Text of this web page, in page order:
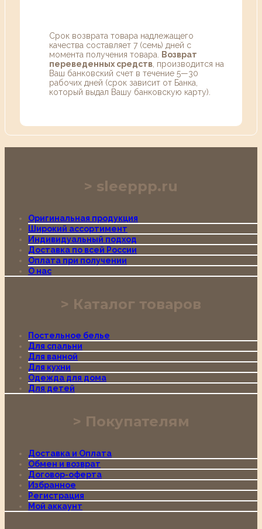
Срок возврата товара надлежащего
качества составляет 7 (семь) дней с
момента получения товара.
Возврат
переведенных средств , производится на
Ваш банковский счет в течение 5—30
рабочих дней (срок зависит от Банка,
который выдал Вашу банковскую карту).
sleeppp.ru
Оригинальная продукция
Широкий ассортимент
Индивидуальный подход
Доставка по всей России
Оплата при получении
О нас
Каталог товаров
Постельное белье
Для спальни
Для ванной
Для кухни
Одежда для дома
Для детей
Покупателям
Доставка и Оплата
Обмен и возврат
Договор-оферта
Избранное
Регистрация
Мой аккаунт